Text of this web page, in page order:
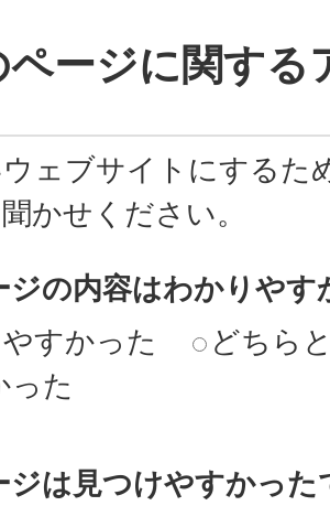
ページに関する
ェブサイトにするた
かせください。
ジの内容はわかりやす
すかった
どちら
った
ジは見つけやすかった